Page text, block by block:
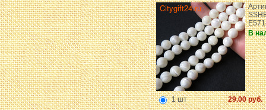
В
1 шт
29.00 руб.